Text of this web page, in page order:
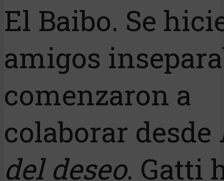
El Baibo. Se
amigos
comenzaron a
colaborar desde
del deseo. Gatti